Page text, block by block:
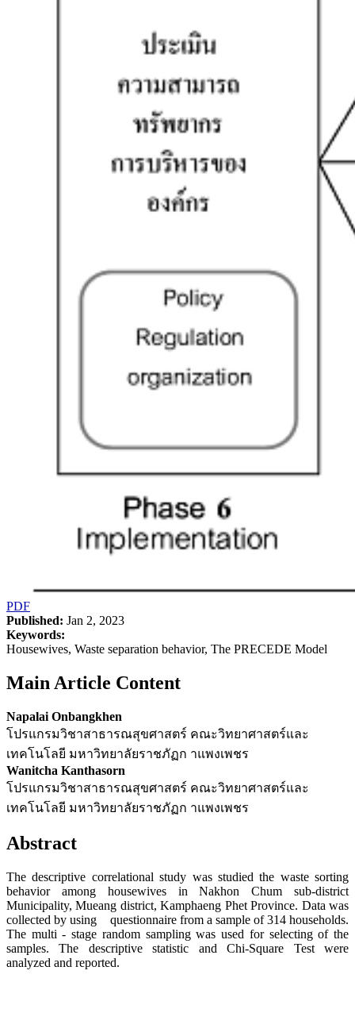
PDF
Published: Jan 2, 2023
Keywords:
Housewives, Waste separation behavior, The PRECEDE Model
Main Article Content
Napalai Onbangkhen
โปรแกรมวิชาสาธารณสุขศาสตร์ คณะวิทยาศาสตร์และ
เทคโนโลยี มหาวิทยาลัยราชภัฏก าแพงเพชร
Wanitcha Kanthasorn
โปรแกรมวิชาสาธารณสุขศาสตร์ คณะวิทยาศาสตร์และ
เทคโนโลยี มหาวิทยาลัยราชภัฏก าแพงเพชร
Abstract
The descriptive correlational study was studied the waste sorting
behavior among housewives in Nakhon Chum sub-district
Municipality, Mueang district, Kamphaeng Phet Province. Data was
collected by using questionnaire from a sample of 314 households.
The multi - stage random sampling was used for selecting of the
samples. The descriptive statistic and Chi-Square Test were
analyzed and reported.